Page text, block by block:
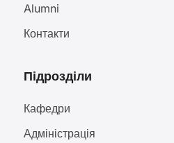
Alumni
Контакти
Підрозділи
Кафедри
Адміністрація